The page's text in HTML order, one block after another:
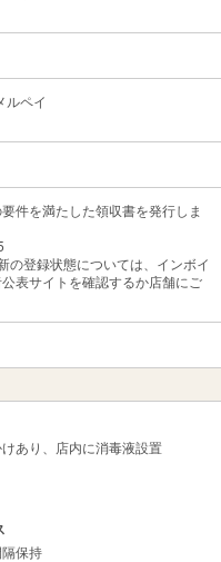
ルペイ
件を満たした領収書を発行しま
の登録状態については、インボイ
表サイトを確認するか店舗にご
あり、店内に消毒液設置
保持